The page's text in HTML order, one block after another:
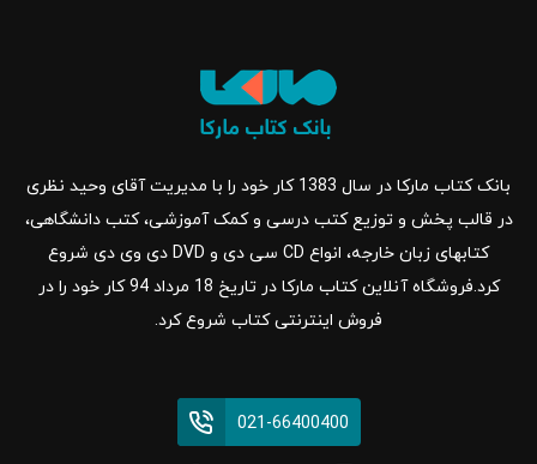
بانک کتاب مارکا در سال 1383 کار خود را با مدیریت آقای وحید نظری
در قالب پخش و توزیع کتب درسی و کمک آموزشی، کتب دانشگاهی،
کتابهای زبان خارجه، انواع CD سی دی و DVD دی وی دی شروع
کرد.فروشگاه آنلاین کتاب مارکا در تاریخ 18 مرداد 94 کار خود را در
فروش اینترنتی کتاب شروع کرد.
021-66400400